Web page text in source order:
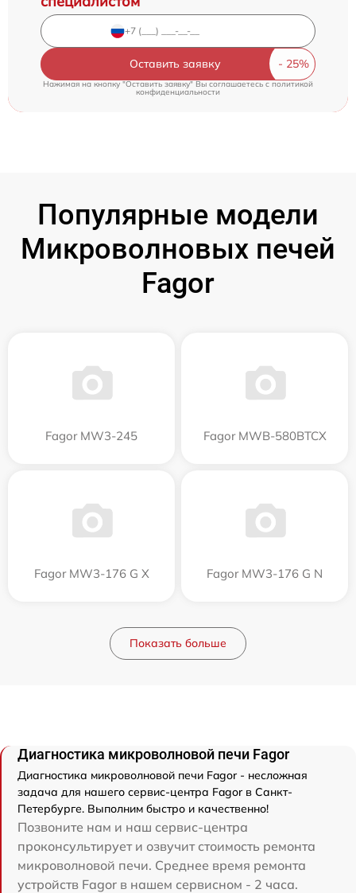
Оставить заявку
Нажимая на кнопку "Оставить заявку" Вы соглашаетесь cполитикой
конфиденциальности
Популярные модели
Микроволновых печей
Fagor
Fagor MW3-245 Fagor MWB-580BTCX
Fagor MW3-176 G X Fagor MW3-176 G N
Показать больше
Диагностика микроволновой печи Fagor
Диагностика микроволновой печи Fagor - несложная
задача для нашего сервис-центра Fagor в Санкт-
Петербурге. Выполним быстро и качественно!
Позвоните нам и наш сервис-центра
проконсультирует и озвучит стоимость ремонта
микроволновой печи. Среднее время ремонта
устройств Fagor в нашем сервисном - 2 часа.